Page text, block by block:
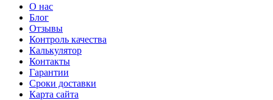
О нас
Блог
Отзывы
Контроль качества
Калькулятор
Контакты
Гарантии
Сроки доставки
Карта сайта